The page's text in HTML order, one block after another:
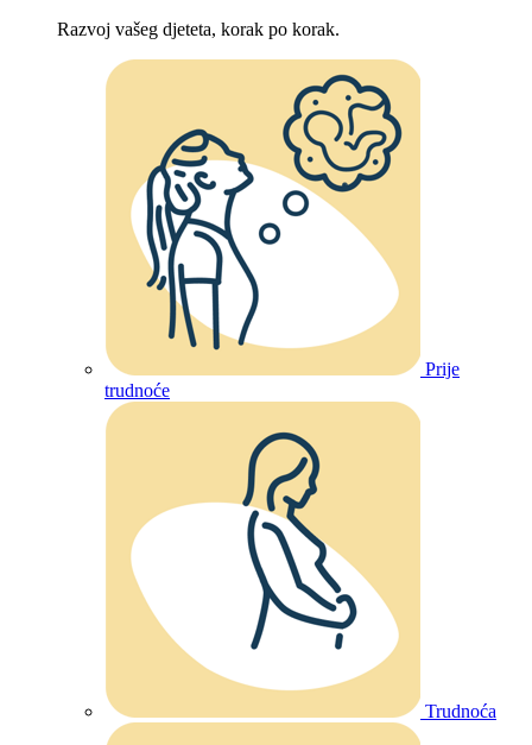
Razvoj vašeg djeteta, korak po korak.
Prije
trudnoće
Trudnoća